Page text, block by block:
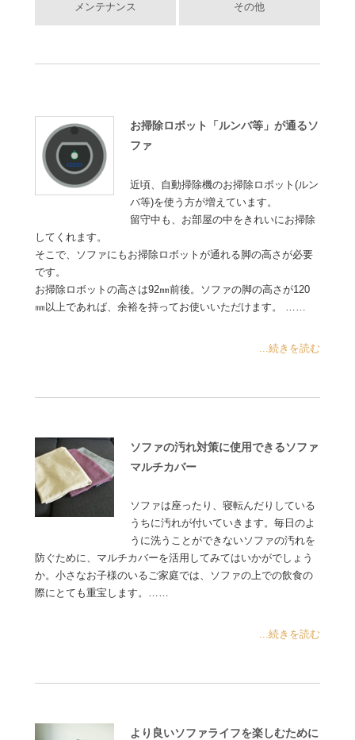
メンテナンス その他
お掃除ロボット「ルンバ等」が通るソ
ファ
近頃、自動掃除機のお掃除ロボット(ルン
バ等)を使う方が増えています。
留守中も、お部屋の中をきれいにお掃除
してくれます。
そこで、ソファにもお掃除ロボットが通れる脚の高さが必要
です。
お掃除ロボットの高さは92㎜前後。ソファの脚の高さが120
㎜以上であれば、余裕を持ってお使いいただけます。 ……
...続きを読む
ソファの汚れ対策に使用できるソファ
マルチカバー
ソファは座ったり、寝転んだりしている
うちに汚れが付いていきます。毎日のよ
うに洗うことができないソファの汚れを
防ぐために、マルチカバーを活用してみてはいかがでしょう
か。小さなお子様のいるご家庭では、ソファの上での飲食の
際にとても重宝します。……
...続きを読む
より良いソファライフを楽しむために